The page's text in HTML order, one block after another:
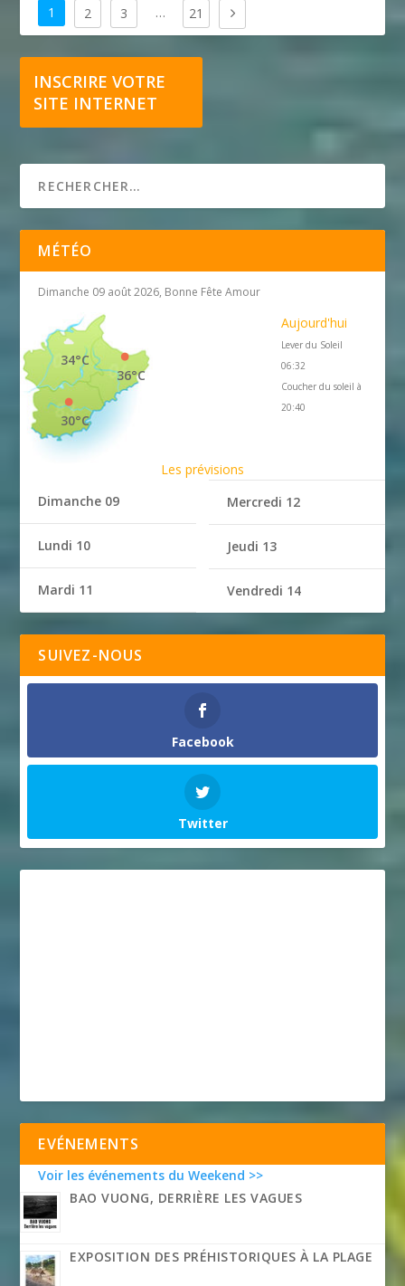
1 2 3 … 21
INSCRIRE VOTRE
SITE INTERNET
MÉTÉO
Dimanche 09 août 2026, Bonne Fête Amour
36°C
34°C
30°C
Aujourd'hui
Lever du Soleil
06:32
Coucher du soleil à
20:40
Les prévisions
Dimanche 09
Lundi 10
Mardi 11
Mercredi 12
Jeudi 13
Vendredi 14
SUIVEZ-NOUS
Facebook
Twitter
EVÉNEMENTS
Voir les événements du Weekend >>
BAO VUONG, DERRIÈRE LES VAGUES
EXPOSITION DES PRÉHISTORIQUES À LA PLAGE